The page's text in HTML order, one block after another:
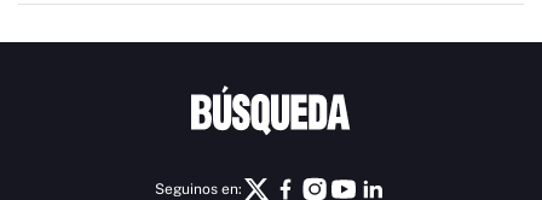
Seguinos en: